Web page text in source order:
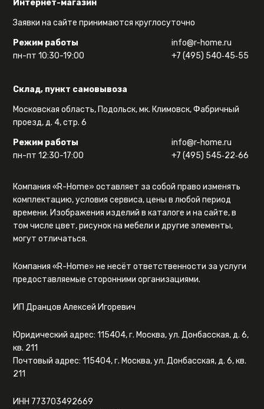
Интернет-магазин
Заявки на сайте принимаются круглосуточно
Режим работы
пн-пт 10:30-19:00
info@r-home.ru
+7 (495) 540‑45‑55
Склад, пункт самовывоза
Московская область, Подольск, мк. Климовск, Фабричный
проезд, д. 4, стр. 6
Режим работы
пн-пт 12:30-17:00
info@r-home.ru
+7 (495) 545‑22‑66
Компания «R-Home» оставляет за собой право изменять
комплектацию, условия сервиса, цены в любой период
времени. Изображения изделий в каталоге и на сайте, в
том числе цвет, рисунок на мебели и другие элементы,
могут отличаться.
Компания «R-Home» не несёт ответственности за услуги
предоставляемые сторонними организациями.
ИП Дранцов Алексей Игоревич
Юридический адрес: 115404, г. Москва, ул. Донбасская, д. 6,
кв. 211
Почтовый адрес: 115404, г. Москва, ул. Донбасская, д. 6, кв.
211
ИНН 773703492669